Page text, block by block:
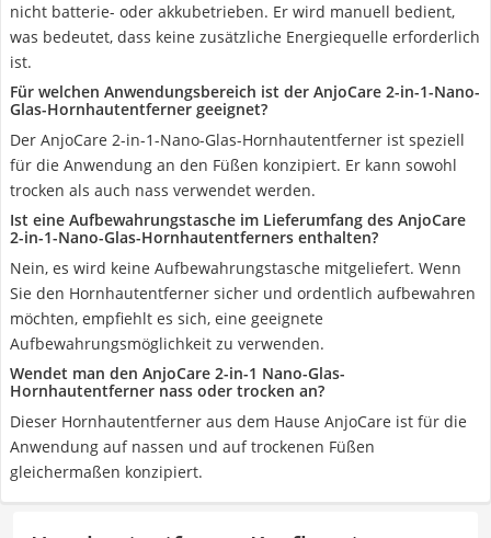
nicht batterie- oder akkubetrieben. Er wird manuell bedient,
was bedeutet, dass keine zusätzliche Energiequelle erforderlich
ist.
Für welchen Anwendungsbereich ist der AnjoCare 2-in-1-Nano-
Glas-Hornhautentferner geeignet?
Der AnjoCare 2-in-1-Nano-Glas-Hornhautentferner ist speziell
für die Anwendung an den Füßen konzipiert. Er kann sowohl
trocken als auch nass verwendet werden.
Ist eine Aufbewahrungstasche im Lieferumfang des AnjoCare
2-in-1-Nano-Glas-Hornhautentferners enthalten?
Nein, es wird keine Aufbewahrungstasche mitgeliefert. Wenn
Sie den Hornhautentferner sicher und ordentlich aufbewahren
möchten, empfiehlt es sich, eine geeignete
Aufbewahrungsmöglichkeit zu verwenden.
Wendet man den AnjoCare 2-in-1 Nano-Glas-
Hornhautentferner nass oder trocken an?
Dieser Hornhautentferner aus dem Hause AnjoCare ist für die
Anwendung auf nassen und auf trockenen Füßen
gleichermaßen konzipiert.